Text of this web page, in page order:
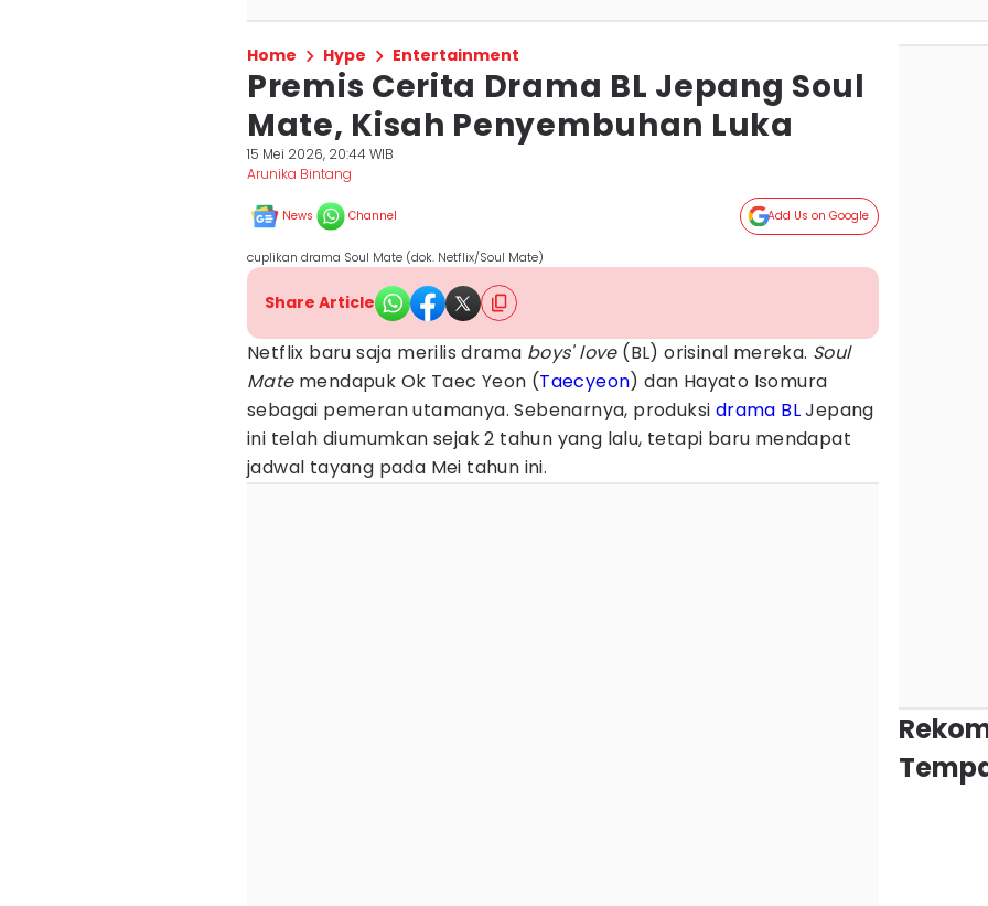
Home Hype Entertainment
Premis Cerita Drama BL Jepang Soul
Mate, Kisah Penyembuhan Luka
15 Mei 2026, 20:44 WIB
Arunika Bintang
News Channel Add Us on Google
cuplikan drama Soul Mate (dok. Netflix/Soul Mate)
Share Article
Netflix baru saja merilis drama boys' love (BL) orisinal mereka. Soul
Mate mendapuk Ok Taec Yeon (Taecyeon) dan Hayato Isomura
sebagai pemeran utamanya. Sebenarnya, produksi drama BLJepang
ini telah diumumkan sejak 2 tahun yang lalu, tetapi baru mendapat
jadwal tayang pada Mei tahun ini.